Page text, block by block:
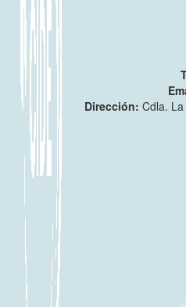
Dirección:Cdla.